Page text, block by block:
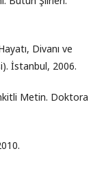
Divanı ve
İstanbul, 2006.
Metin. Doktora